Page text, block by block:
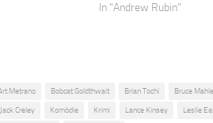
In "Andrew Rubin"
Metrano Bobcat Goldthwait Brian Tochi Bruce
Jack Creley Komödie Krimi Lance Kinsey Leslie